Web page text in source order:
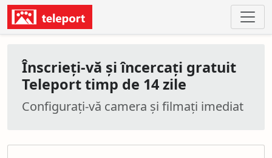
Înscrieți-vă și încercați gratuit
Teleport timp de 14 zile
Configurați-vă camera și filmați imediat